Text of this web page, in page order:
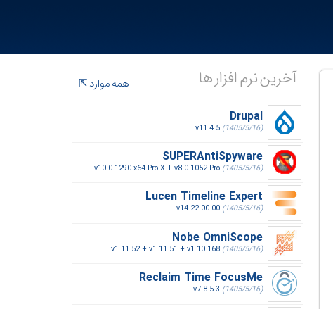
آخرین نرم افزار ها
همه موارد
Drupal
v11.4.5 (1405/5/16)
SUPERAntiSpyware
v10.0.1290 x64 Pro X + v8.0.1052 Pro (1405/5/16)
Lucen Timeline Expert
v14.22.00.00 (1405/5/16)
Nobe OmniScope
v1.11.52 + v1.11.51 + v1.10.168 (1405/5/16)
Reclaim Time FocusMe
v7.8.5.3 (1405/5/16)